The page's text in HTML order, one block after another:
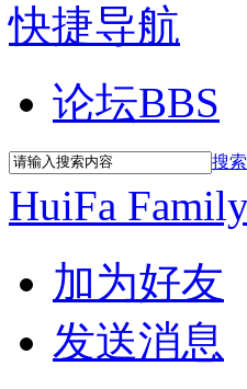
快捷导航
论坛BBS
搜索
HuiFa
加为好友
发送消息